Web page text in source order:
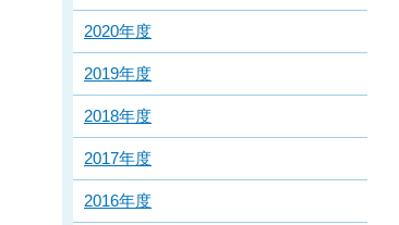
2020年度
2019年度
2018年度
2017年度
2016年度